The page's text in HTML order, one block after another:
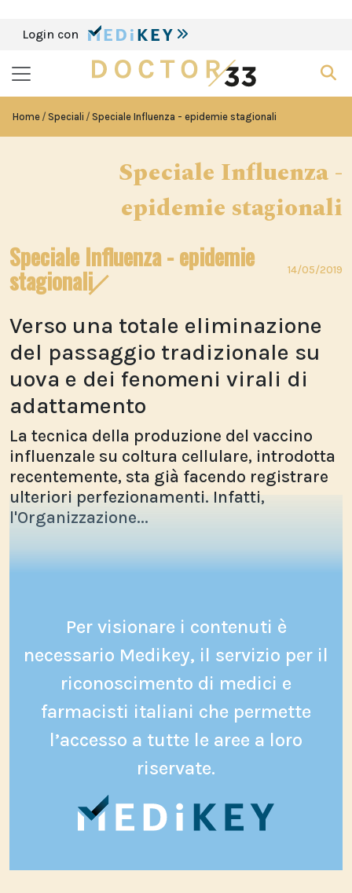
Login con
Home Speciali Speciale Influenza - epidemie stagionali
Speciale Influenza -
epidemie stagionali
Speciale Influenza - epidemie
stagionali 14/05/2019
Verso una totale eliminazione
del passaggio tradizionale su
uova e dei fenomeni virali di
adattamento
La tecnica della produzione del vaccino
influenzale su coltura cellulare, introdotta
recentemente, sta già facendo registrare
ulteriori perfezionamenti. Infatti,
l'Organizzazione...
Per visionare i contenuti è
necessario Medikey, il servizio per il
riconoscimento di medici e
farmacisti italiani che permette
l’accesso a tutte le aree a loro
riservate.